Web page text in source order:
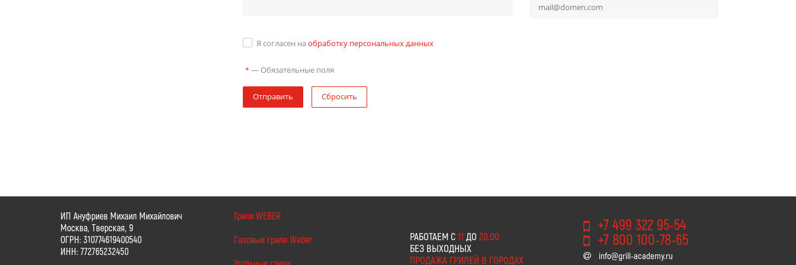
Я согласен на обработку персональных данных
* — Обязательные поля
Отправить Сбросить
ИП Ануфриев Михаил Михайлович
Москва, Тверская, 9
ОГРН: 310774619400540
ИНН: 772765232450
Грили WEBER
Газовые грили Weber РАБОТАЕМ С 11 ДО 20.00
БЕЗ ВЫХОДНЫХ
ПРОДАЖА ГРИЛЕЙ В ГОРОДАХ
+7 499 322 95-54
+7 800 100-78-65
info@grill-academy.ru